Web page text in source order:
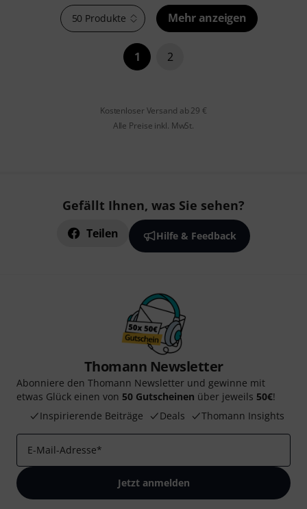
50 Produkte Mehr anzeigen
1 2
Kostenloser Versand ab 29 €
Alle Preise inkl. MwSt.
Gefällt Ihnen, was Sie sehen?
Teilen Hilfe & Feedback
Thomann Newsletter
Abonniere den Thomann Newsletter und gewinne mit
etwas Glück einen von 50 Gutscheinen über jeweils 50€!
Inspirierende Beiträge
Deals Thomann Insights
E-Mail-Adresse*
Jetzt anmelden